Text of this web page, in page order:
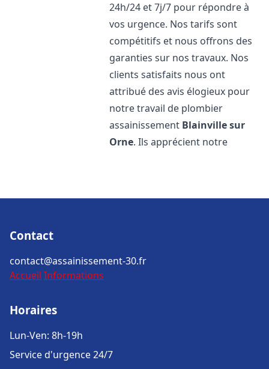
24h/24 et 7j/7 pour répondre à
vos urgence. Nos tarifs sont
compétitifs et nous offrons des
garanties sur nos travaux. Nos
clients satisfaits nous ont
attribué des avis élogieux pour
notre travail de plombier
assainissement Blainville sur
Orne. Ils apprécient notre
Contact
contact@assainissement-30.fr
Accueil Informations
Horaires
Lun-Ven: 8h-19h
Service d'urgence 24/7